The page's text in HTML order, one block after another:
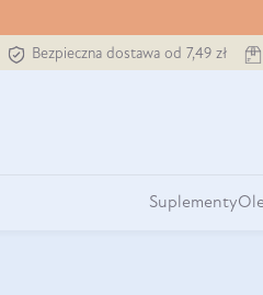
Bezpieczna dostawa od 7,49 zł
Suplementy